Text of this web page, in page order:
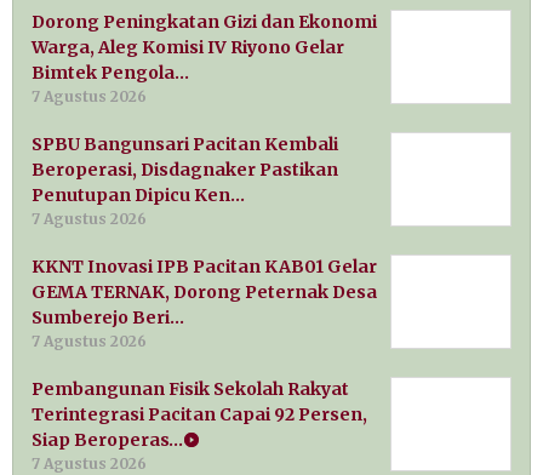
Dorong Peningkatan Gizi dan Ekonomi
Warga, Aleg Komisi IV Riyono Gelar
Bimtek Pengola…
7 Agustus 2026
SPBU Bangunsari Pacitan Kembali
Beroperasi, Disdagnaker Pastikan
Penutupan Dipicu Ken…
7 Agustus 2026
KKNT Inovasi IPB Pacitan KAB01 Gelar
GEMA TERNAK, Dorong Peternak Desa
Sumberejo Beri…
7 Agustus 2026
Pembangunan Fisik Sekolah Rakyat
Terintegrasi Pacitan Capai 92 Persen,
Siap Beroperas…
7 Agustus 2026